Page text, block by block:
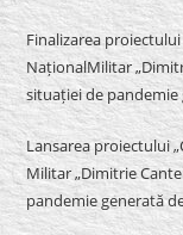
Finalizarea
NaționalMilitar
situației de pandemie
Lansarea proiectului
Militar „Dimitrie
pandemie generată